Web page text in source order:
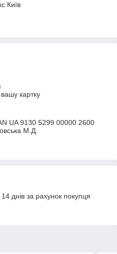
Київ
картку
UA 9130 5299 00000 2600
М.Д.
днів за рахунок покупця